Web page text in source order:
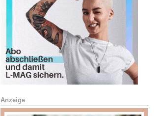
Anzeige